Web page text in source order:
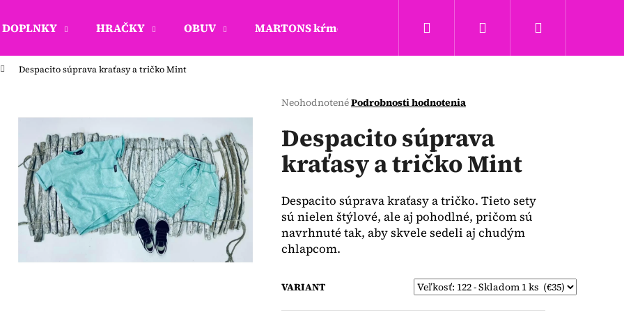
DOPLNKY HRAČKY OBUV MARTONS kŕmenie a hryzadla Täta rings Obchodné
Prihlásenie
Despacito súprava kraťasy a tričko Mint
Priemerné
produktu
je
0,0
z
hviezdičiek.
NeohodnotenéPodrobnosti hodnotenia
Despacito súprava
kraťasy a tričko Mint
Despacito súprava kraťasy a tričko. Tieto sety
sú nielen štýlové, ale aj pohodlné, pričom sú
navrhnuté tak, aby skvele sedeli aj chudým
chlapcom.
VARIANT
Čo potrebujete nájsť?
Odporúčame